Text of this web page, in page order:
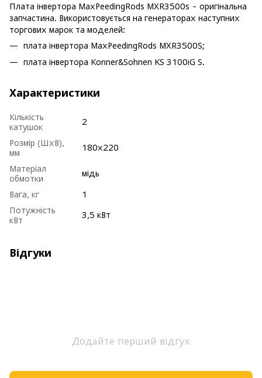
Плата інвертора MaxPeedingRods MXR3500s - оригінальна
запчастина. Використовується на генераторах наступних
торгових марок та моделей:
плата інвертора MaxPeedingRods MXR3500S;
плата інвертора Konner&Sohnen KS 3100iG S.
Характеристики
Кількість
катушок
2
Розмір (ШхВ),
мм
180х220
Матеріал
обмотки
мідь
Вага, кг
1
Потужність
кВт
3,5 кВт
Відгуки
Додайте перший відгук